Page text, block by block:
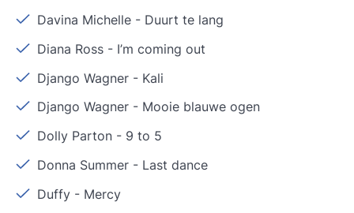
Davina Michelle - Duurt te lang
Diana Ross - I’m coming out
Django Wagner - Kali
Django Wagner - Mooie blauwe ogen
Dolly Parton - 9 to 5
Donna Summer - Last dance
Duffy - Mercy